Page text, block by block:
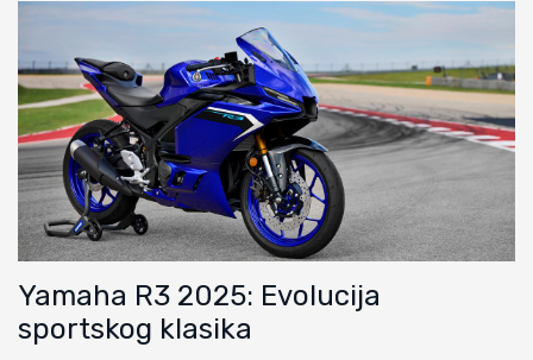
Yamaha R3 2025: Evolucija
sportskog klasika